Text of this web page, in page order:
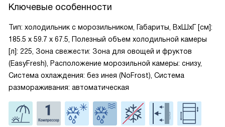
Ключевые особенности
Тип: холодильник с морозильником, Габариты, ВxШxГ [см]:
185.5 х 59.7 х 67.5, Полезный объем холодильной камеры
[л]: 225, Зона свежести: Зона для овощей и фруктов
(EasyFresh), Расположение морозильной камеры: снизу,
Система охлаждения: без инея (NoFrost), Система
размораживания: автоматическая